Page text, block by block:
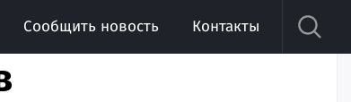
Сообщить новость Контакты